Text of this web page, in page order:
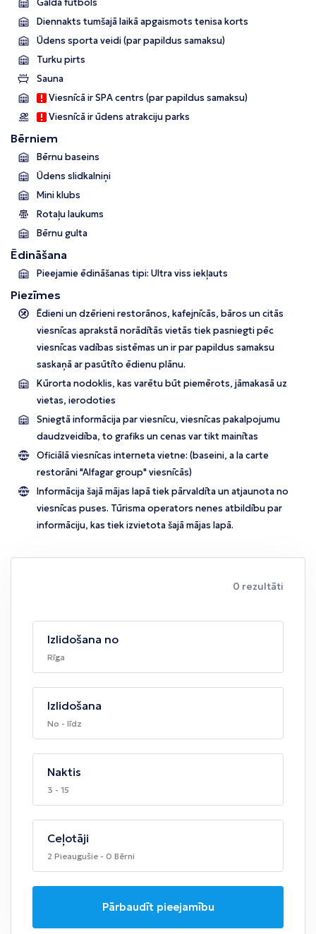
Diennakts tumšajā laikā apgaismots tenisa korts
Ūdens sporta veidi (par papildus samaksu)
Turku pirts
Sauna
Viesnīcā ir SPA centrs (par papildus samaksu)
Viesnīcā ir ūdens atrakciju parks
Bērniem
Bērnu baseins
Ūdens slidkalniņi
Mini klubs
Rotaļu laukums
Bērnu gulta
Ēdināšana
Pieejamie ēdināšanas tipi: Ultra viss iekļauts
Piezīmes
Ēdieni un dzērieni restorānos, kafejnīcās, bāros un citās
viesnīcas aprakstā norādītās vietās tiek pasniegti pēc
viesnīcas vadības sistēmas un ir par papildus samaksu
saskaņā ar pasūtīto ēdienu plānu.
Kūrorta nodoklis, kas varētu būt piemērots, jāmakasā uz
vietas, ierodoties
Sniegtā informācija par viesnīcu, viesnīcas pakalpojumu
daudzveidība, to grafiks un cenas var tikt mainītas
Oficiālā viesnīcas interneta vietne: (baseini, a la carte
restorāni "Alfagar group" viesnīcās)
Informācija šajā mājas lapā tiek pārvaldīta un atjaunota no
viesnīcas puses. Tūrisma operators nenes atbildību par
informāciju, kas tiek izvietota šajā mājas lapā.
0 rezultāti
Izlidošana no
Rīga
Izlidošana
No - līdz
Naktis
3 - 15
Ceļotāji
2 Pieaugušie - 0 Bērni
Pārbaudīt pieejamību